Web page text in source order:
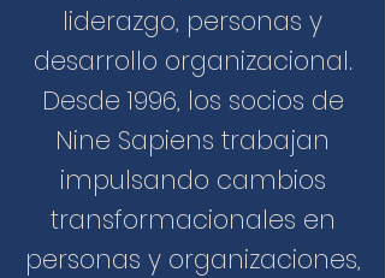
liderazgo, personas y
desarrollo organizacional.
Desde 1996, los socios de
Nine Sapiens trabajan
impulsando cambios
transformacionales en
personas y organizaciones,